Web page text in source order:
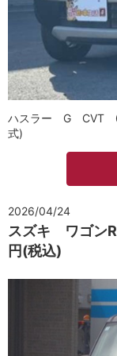
ハスラー G CVT
式)
2026/04/24
スズキ ワゴン
円(税込)